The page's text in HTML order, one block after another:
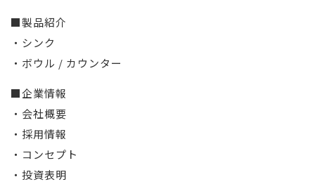
■製品紹介
・シンク
・ボウル / カウンター
■企業情報
・会社概要
・採用情報
・コンセプト
・投資表明